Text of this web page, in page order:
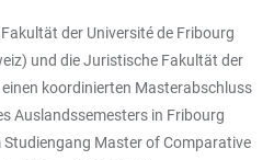
der Université de Fribourg
und die Juristische Fakultät der
koordinierten Masterabschluss
Auslandssemesters in Fribourg
Master of Comparative